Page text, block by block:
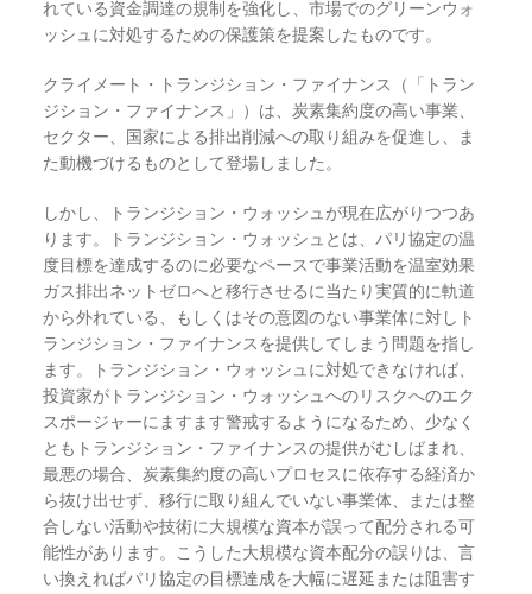
れている資金調達の規制を強化し、市場でのグリーンウォ
ッシュに対処するための保護策を提案したものです。
クライメート・トランジション・ファイナンス（「トラン
ジション・ファイナンス」）は、炭素集約度の高い事業、
セクター、国家による排出削減への取り組みを促進し、ま
た動機づけるものとして登場しました。
しかし、トランジション・ウォッシュが現在広がりつつあ
ります。トランジション・ウォッシュとは、パリ協定の温
度目標を達成するのに必要なペースで事業活動を温室効果
ガス排出ネットゼロへと移行させるに当たり実質的に軌道
から外れている、もしくはその意図のない事業体に対しト
ランジション・ファイナンスを提供してしまう問題を指し
ます。トランジション・ウォッシュに対処できなければ、
投資家がトランジション・ウォッシュへのリスクへのエク
スポージャーにますます警戒するようになるため、少なく
ともトランジション・ファイナンスの提供がむしばまれ、
最悪の場合、炭素集約度の高いプロセスに依存する経済か
ら抜け出せず、移行に取り組んでいない事業体、または整
合しない活動や技術に大規模な資本が誤って配分される可
能性があります。こうした大規模な資本配分の誤りは、言
い換えればパリ協定の目標達成を大幅に遅延または阻害す